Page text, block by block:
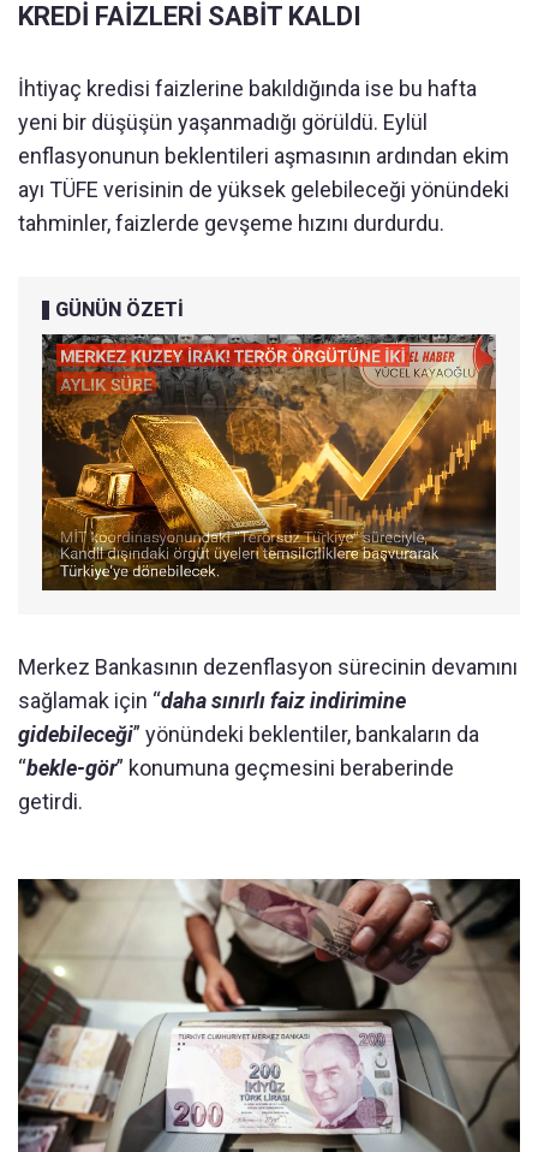
KREDİ FAİZLERİ SABİT KALDI
İhtiyaç kredisi faizlerine bakıldığında ise bu hafta
yeni bir düşüşün yaşanmadığı görüldü. Eylül
enflasyonunun beklentileri aşmasının ardından ekim
ayı TÜFE verisinin de yüksek gelebileceği yönündeki
tahminler, faizlerde gevşeme hızını durdurdu.
GÜNÜN ÖZETİ
Merkez Bankasının dezenflasyon sürecinin devamını
sağlamak için “daha sınırlı faiz indirimine
gidebileceği” yönündeki beklentiler, bankaların da
“bekle-gör” konumuna geçmesini beraberinde
getirdi.